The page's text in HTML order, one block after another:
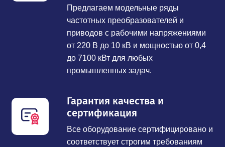
Предлагаем модельные ряды
частотных преобразователей и
приводов с рабочими напряжениями
от 220 В до 10 кВ и мощностью от 0,4
до 7100 кВт для любых
промышленных задач.
Гарантия качества и
сертификация
Все оборудование сертифицировано и
соответствует строгим требованиям